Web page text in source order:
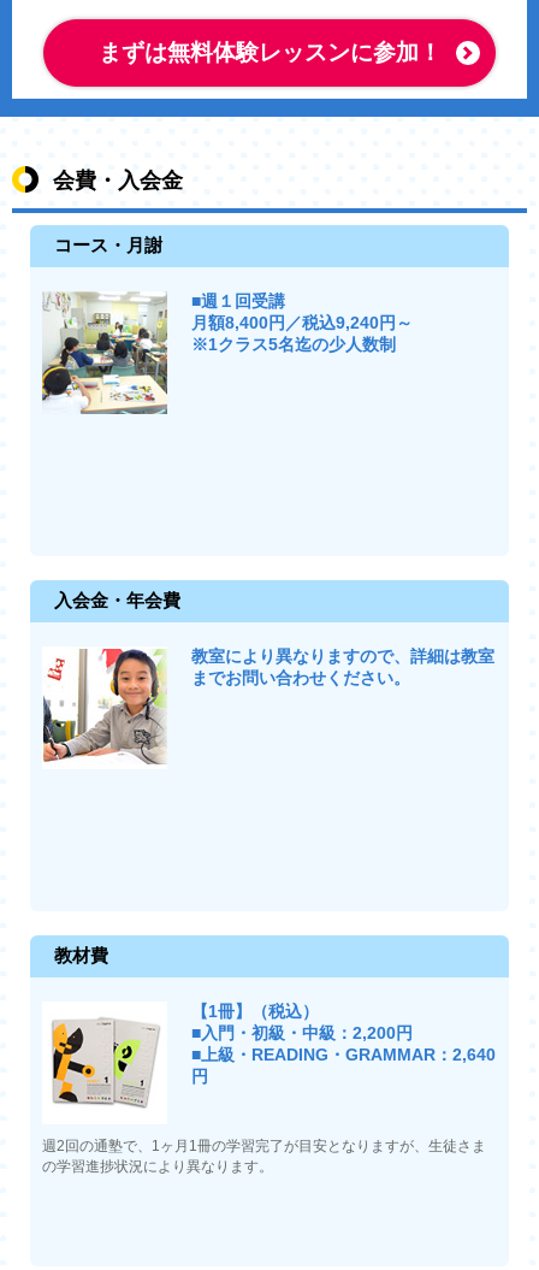
まずは無料体験レッスンに参加！
会費・入会金
コース・月謝
■週１回受講
月額8,400円／税込9,240円～
※1クラス5名迄の少人数制
入会金・年会費
教室により異なりますので、詳細は教室
までお問い合わせください。
教材費
【1冊】（税込）
■入門・初級・中級：2,200円
■上級・READING・GRAMMAR：2,640
円
週2回の通塾で、1ヶ月1冊の学習完了が目安となりますが、生徒さま
の学習進捗状況により異なります。